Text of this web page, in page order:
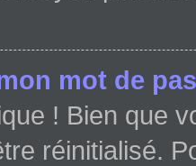
mot de
! Bien que
réinitialisé.